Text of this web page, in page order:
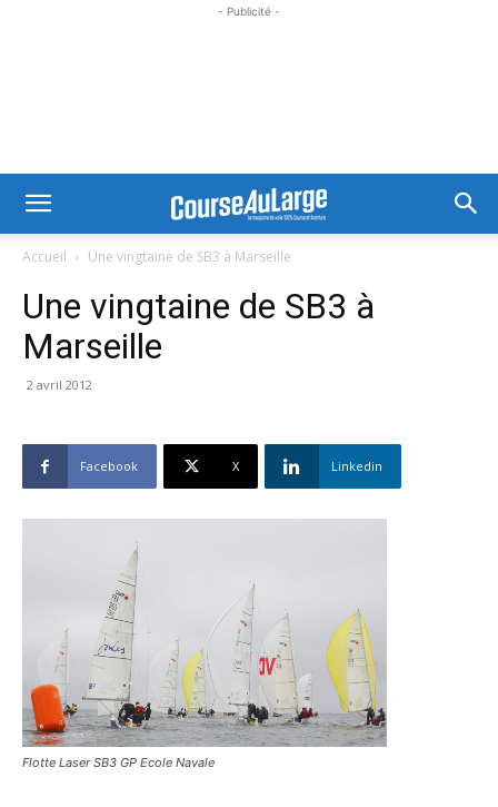
- Publicité -
Accueil Une vingtaine de SB3 à Marseille
Une vingtaine de SB3 à
Marseille
2 avril 2012
Facebook X Linkedin
Flotte Laser SB3 GP Ecole Navale